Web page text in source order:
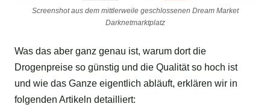
Screenshot aus dem mittlerweile geschlossenen Dream Market
Darknetmarktplatz
Was das aber ganz genau ist, warum dort die
Drogenpreise so günstig und die Qualität so hoch ist
und wie das Ganze eigentlich abläuft, erklären wir in
folgenden Artikeln detailliert: